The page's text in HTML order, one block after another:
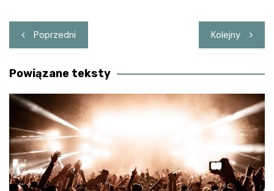
Nawigacja
wpisu
Poprzedni Kolejny
Powiązane teksty